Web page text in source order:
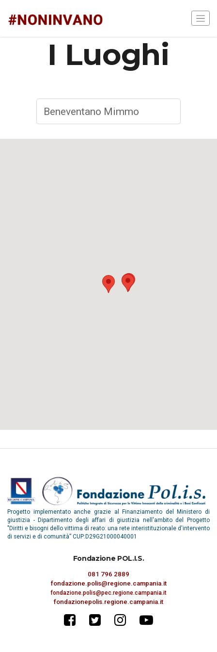
I Luoghi
Progetto implementato anche grazie al Finanziamento del Ministero di
giustizia - Dipartimento degli affari di giustizia nell'ambito del Progetto
"Diritti e bisogni dello vittima di reato: una rete interistituzionale d'intervento
di servizi e di comunità” CUP:D29G21000040001
Fondazione POL.I.S.
081 796 2889
fondazione.polis@regione.campania.it
fondazione.polis@pec.regione.campania.it
fondazionepolis.regione.campania.it